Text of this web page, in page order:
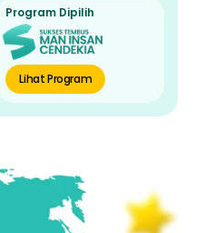
Program Dipilih
Lihat Program